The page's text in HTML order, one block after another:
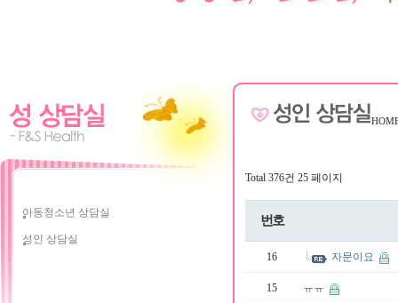
아동청소년 상담실
성인 상담실
Total 376건 25 페이지
번호
16 자문이요
15 ㅠㅠ